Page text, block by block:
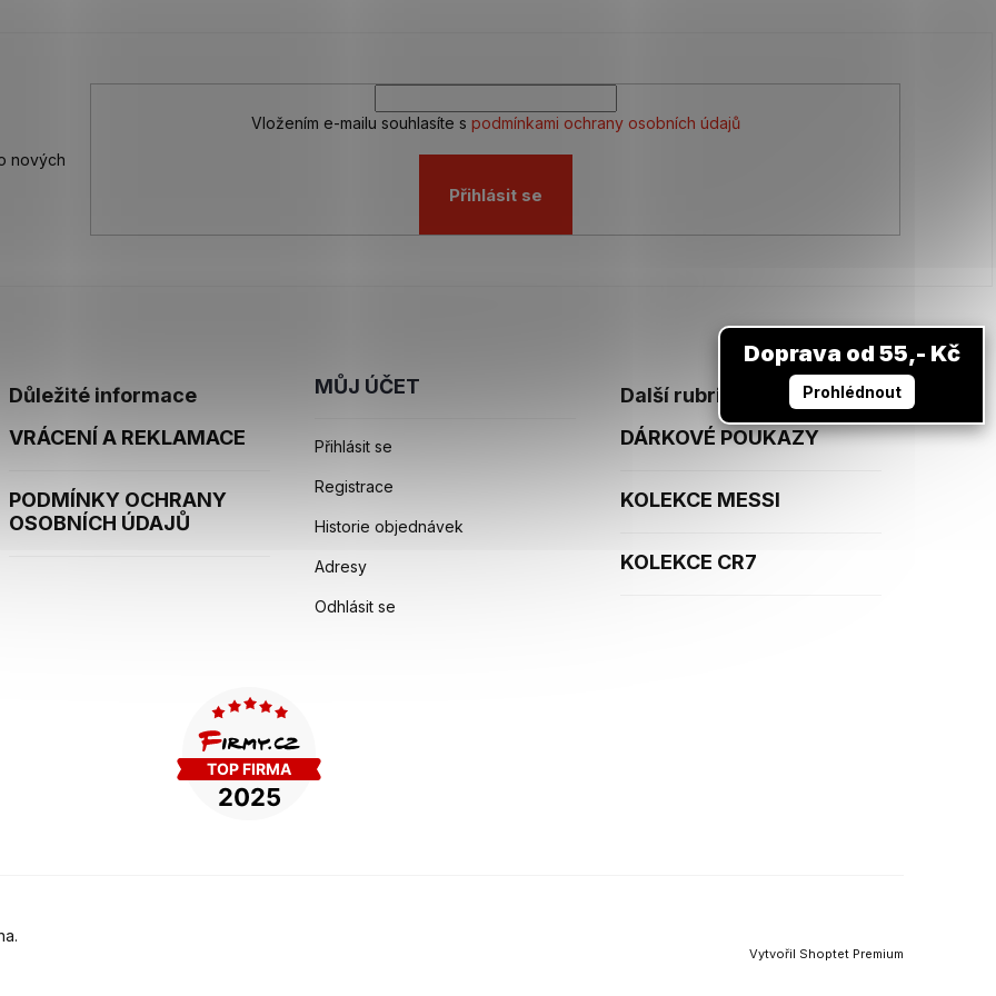
nových
Vložením e-mailu souhlasíte s podmínkami ochrany osobních údajů
Přihlásit se
Důležité informace
VRÁCENÍ A REKLAMACE
PODMÍNKY OCHRANY
OSOBNÍCH ÚDAJŮ
MŮJ ÚČET
Přihlásit se
Registrace
Historie objednávek
Adresy
Odhlásit se
Další rubriky
DÁRKOVÉ POUKAZY
KOLEKCE MESSI
KOLEKCE CR7
Vytvořil Shoptet Premium
Doprava od 55,- Kč
Prohlédnout